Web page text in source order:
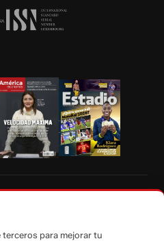
los contenidos de Vistazo.com.
para mejorar tu